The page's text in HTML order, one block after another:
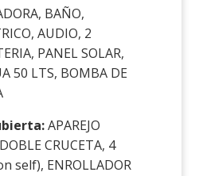
BAÑO,
AUDIO, 2
PANEL SOLAR,
50 LTS, BOMBA DE
APAREJO
CRUCETA, 4
self), ENROLLADOR